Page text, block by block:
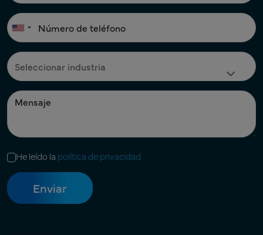
He leído la política de privacidad